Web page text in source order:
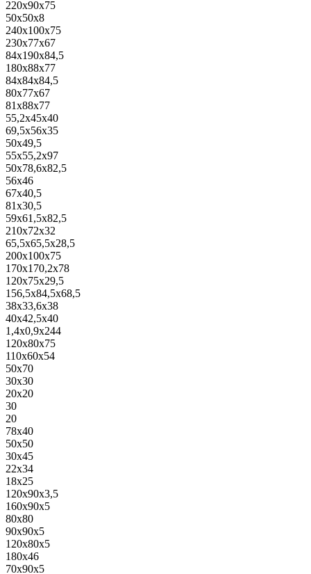
220x90x75
50x50x8
240x100x75
230x77x67
84x190x84,5
180x88x77
84x84x84,5
80x77x67
81x88x77
55,2x45x40
69,5x56x35
50x49,5
55x55,2x97
50x78,6x82,5
56x46
67x40,5
81x30,5
59x61,5x82,5
210x72x32
65,5x65,5x28,5
200x100x75
170x170,2x78
120x75x29,5
156,5x84,5x68,5
38x33,6x38
40x42,5x40
1,4x0,9x244
120x80x75
110x60x54
50x70
30x30
20x20
30
20
78x40
50x50
30x45
22x34
18x25
120x90x3,5
160x90x5
80x80
90x90x5
120x80x5
180x46
70x90x5